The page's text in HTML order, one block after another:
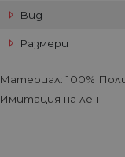
Вид
Размери
Материал: 100%
Имитация на лен